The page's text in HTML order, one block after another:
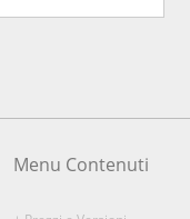
Menu Contenuti